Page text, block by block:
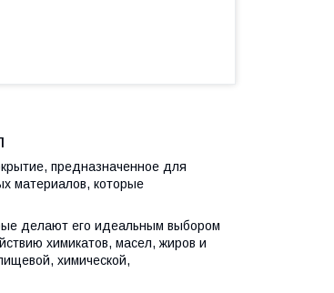
предназначенное для
материалов, которые
делают его идеальным выбором
химикатов, масел, жиров и
химической,